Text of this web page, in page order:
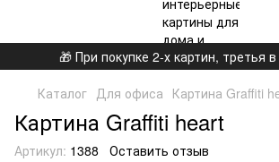
🎁 При покупке 2-х картин, третья
Каталог Для офиса Картина Graffiti
Картина Graffiti heart
Артикул: 1388 Оставить отзыв